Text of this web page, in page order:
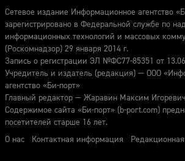
Сетевое издание Информационное агентство
зарегистрировано в Федеральной службе по
информационных технологий и массовых
(Роскомнадзор) 29 января 2014 г.
Запись о регистрации ЭЛ №ФС77-85351 от
Учредитель и издатель (редакция) — ООО
агентство «Би-порт»
Главный редактор — Жаравин Максим Игоревич
Содержимое сайта «Би-порт» (b-port.com)
посетителей старше 16 лет.
О нас
Контактная информация